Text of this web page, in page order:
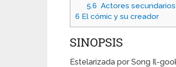
5.6 Actores secundarios
6 El cómic y su creador
SINOPSIS
Estelarizada por Song Il-